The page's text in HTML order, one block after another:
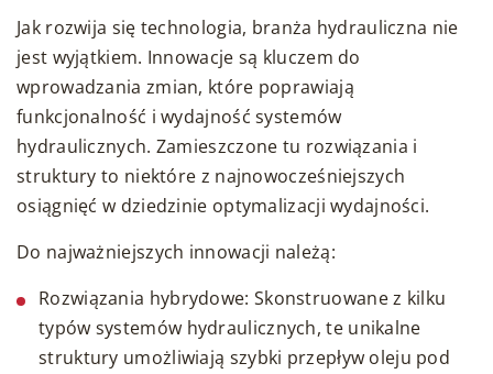
Jak rozwija się technologia, branża hydrauliczna nie
jest wyjątkiem. Innowacje są kluczem do
wprowadzania zmian, które poprawiają
funkcjonalność i wydajność systemów
hydraulicznych. Zamieszczone tu rozwiązania i
struktury to niektóre z najnowocześniejszych
osiągnięć w dziedzinie optymalizacji wydajności.
Do najważniejszych innowacji należą:
Rozwiązania hybrydowe: Skonstruowane z kilku
typów systemów hydraulicznych, te unikalne
struktury umożliwiają szybki przepływ oleju pod